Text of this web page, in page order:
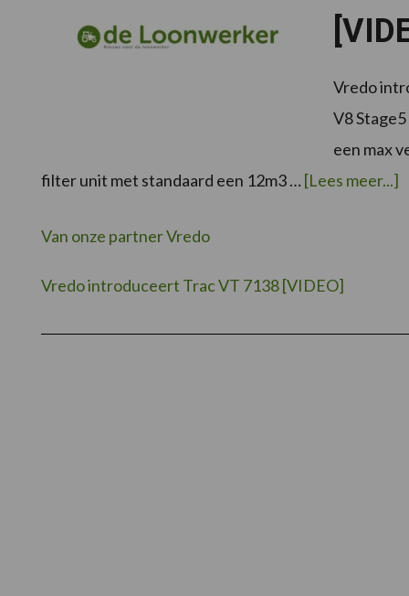
Vredo
V8
een max
filter unit met standaard een 12m3 … [Lees meer...]
Van onze partner Vredo
Vredo introduceert Trac VT 7138 [VIDEO]